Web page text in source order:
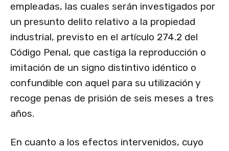
empleadas, las cuales serán investigados por
un presunto delito relativo a la propiedad
industrial, previsto en el artículo 274.2 del
Código Penal, que castiga la reproducción o
imitación de un signo distintivo idéntico o
confundible con aquel para su utilización y
recoge penas de prisión de seis meses a tres
años.
En cuanto a los efectos intervenidos, cuyo